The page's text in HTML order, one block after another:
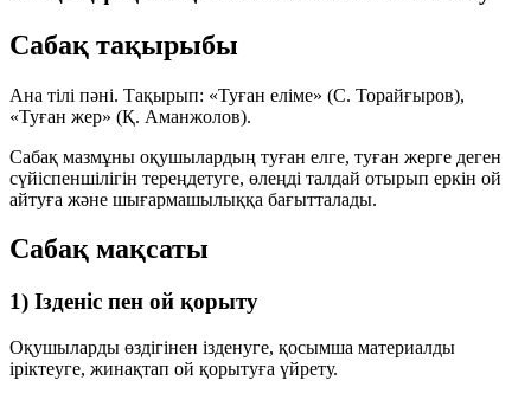
Сабақ тақырыбы
Ана тілі пәні. Тақырып: «Туған еліме» (С. Торайғыров),
«Туған жер» (Қ. Аманжолов).
Сабақ мазмұны оқушылардың туған елге, туған жерге деген
сүйіспеншілігін тереңдетуге, өлеңді талдай отырып еркін ой
айтуға және шығармашылыққа бағытталады.
Сабақ мақсаты
1) Ізденіс пен ой қорыту
Оқушыларды өздігінен ізденуге, қосымша материалды
іріктеуге, жинақтап ой қорытуға үйрету.